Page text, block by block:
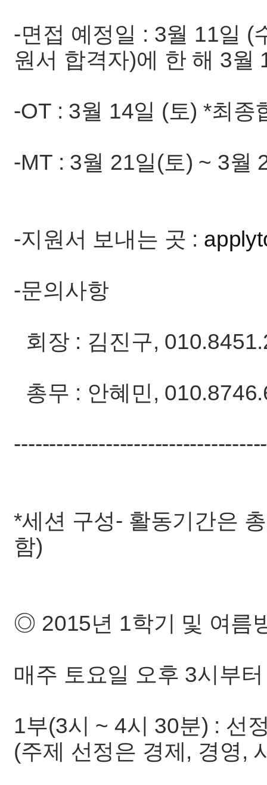
-면접 예정일 : 3월 11일 (
원서 합격자)에 한 해 3월
-OT : 3월 14일 (토) *최종
-MT : 3월 21일(토) ~ 3월
-지원서 보내는 곳 :
-문의사항
회장 : 김진구,
총무 : 안혜민,
*세션 구성- 활동기간은
함)
◎ 2015년 1학기 및 여름
매주 토요일 오후 3시부
1부(3시 ~ 4시 30분) : 선
(주제 선정은 경제, 경영,